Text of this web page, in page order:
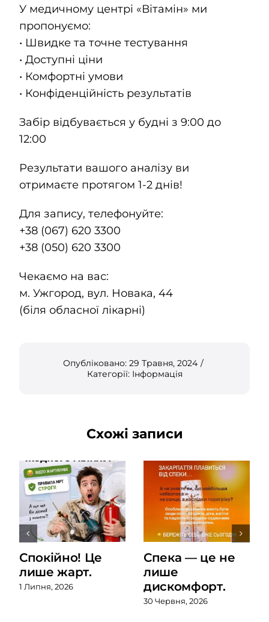
У медичному центрі «Вітамін» ми
пропонуємо:
• Швидке та точне тестування
• Доступні ціни
• Комфортні умови
• Конфіденційність результатів
Забір відбувається у будні з 9:00 до
12:00
Результати вашого аналізу ви
отримаєте протягом 1-2 днів!
Для запису, телефонуйте:
+38 (067) 620 3300
+38 (050) 620 3300
Чекаємо на вас:
м. Ужгород, вул. Новака, 44
(біля обласної лікарні)
Опубліковано: 29 Травня, 2024 /
Категорії: Інформація
Схожі записи
Спокійно! Це
лише жарт.
1 Липня, 2026
Спека — це не
лише
дискомфорт.
30 Червня, 2026